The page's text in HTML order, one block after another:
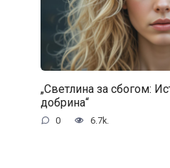
„Светлина за сбогом:
добрина“
0 6.7k.